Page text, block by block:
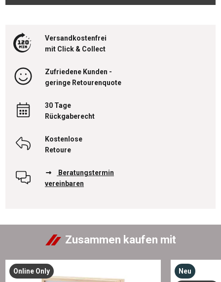
Versandkostenfrei
mit Click & Collect
Zufriedene Kunden -
geringe Retourenquote
30 Tage
Rückgaberecht
Kostenlose
Retoure
Beratungstermin
vereinbaren
Zusammen kaufen mit
Online Only Neu